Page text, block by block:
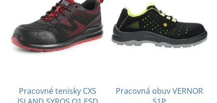
Pracovné tenisky CXS
Pracovná obuv VERNOR